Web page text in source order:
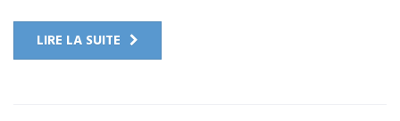
LIRE LA SUITE